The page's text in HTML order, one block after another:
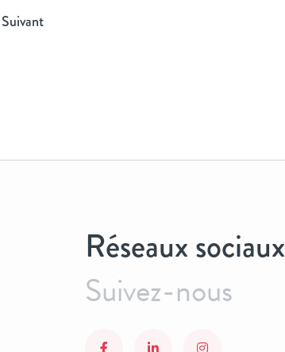
Suivant
Réseaux sociaux
Suivez-nous